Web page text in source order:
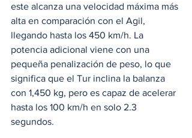
este alcanza una velocidad máxima más
alta en comparación con el Agil,
llegando hasta los 450 km/h. La
potencia adicional viene con una
pequeña penalización de peso, lo que
significa que el Tur inclina la balanza
con 1,450 kg, pero es capaz de acelerar
hasta los 100 km/h en solo 2.3
segundos.